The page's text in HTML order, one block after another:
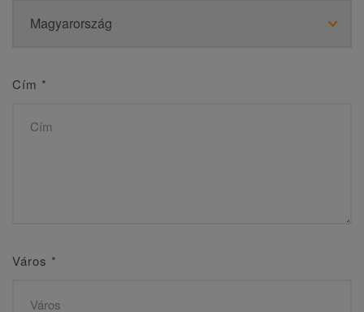
Cím *
Város *